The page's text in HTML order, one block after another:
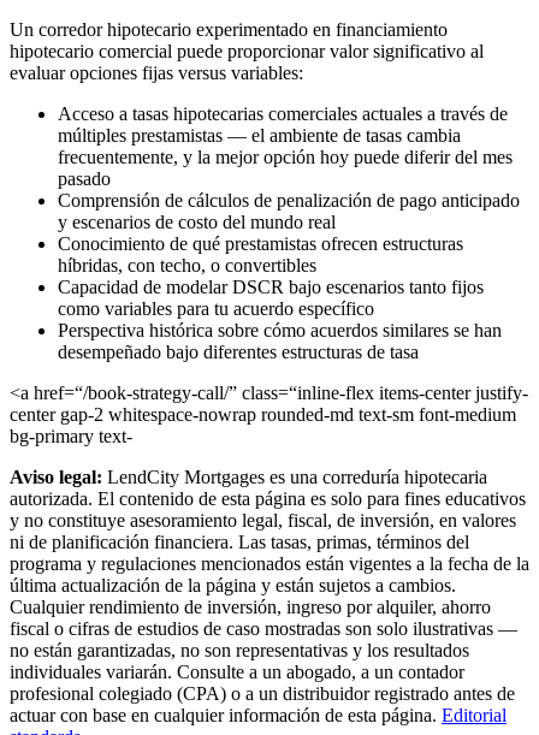
Un corredor hipotecario experimentado en financiamiento
hipotecario comercial puede proporcionar valor significativo al
evaluar opciones fijas versus variables:
Acceso a tasas hipotecarias comerciales actuales a través de
múltiples prestamistas — el ambiente de tasas cambia
frecuentemente, y la mejor opción hoy puede diferir del mes
pasado
Comprensión de cálculos de penalización de pago anticipado
y escenarios de costo del mundo real
Conocimiento de qué prestamistas ofrecen estructuras
híbridas, con techo, o convertibles
Capacidad de modelar DSCR bajo escenarios tanto fijos
como variables para tu acuerdo específico
Perspectiva histórica sobre cómo acuerdos similares se han
desempeñado bajo diferentes estructuras de tasa
<a href=“/book-strategy-call/” class=“inline-flex items-center justify-
center gap-2 whitespace-nowrap rounded-md text-sm font-medium
bg-primary text-
Aviso legal: LendCity Mortgages es una correduría hipotecaria
autorizada. El contenido de esta página es solo para fines educativos
y no constituye asesoramiento legal, fiscal, de inversión, en valores
ni de planificación financiera. Las tasas, primas, términos del
programa y regulaciones mencionados están vigentes a la fecha de la
última actualización de la página y están sujetos a cambios.
Cualquier rendimiento de inversión, ingreso por alquiler, ahorro
fiscal o cifras de estudios de caso mostradas son solo ilustrativas —
no están garantizadas, no son representativas y los resultados
individuales variarán. Consulte a un abogado, a un contador
profesional colegiado (CPA) o a un distribuidor registrado antes de
actuar con base en cualquier información de esta página. Editorial